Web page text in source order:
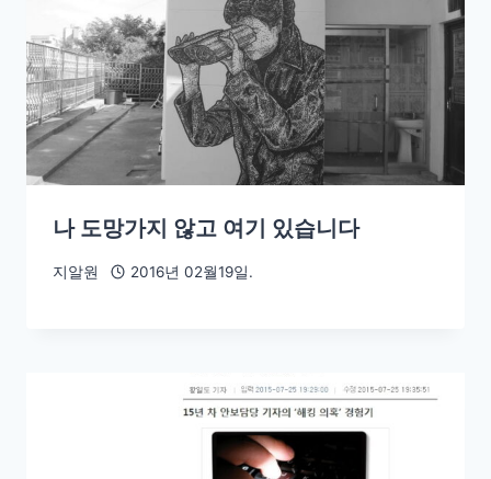
나 도망가지 않고 여기 있습니다
지알원 2016년 02월19일.